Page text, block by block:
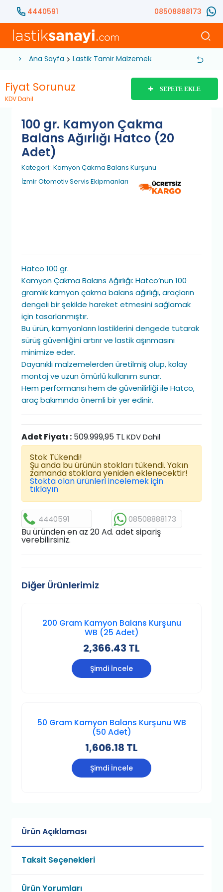
4440591 08508888173
Ana Sayfa Lastik Tamir Malzemeleri Balans Kurşunu
Fiyat Sorunuz
KDV Dahil
SEPETE EKLE
100 gr. Kamyon Çakma
Balans Ağırlığı Hatco (20
Adet)
Kategori: Kamyon Çakma Balans Kurşunu
İzmir Otomotiv Servis Ekipmanları
Hatco 100 gr.
Kamyon Çakma Balans Ağırlığı: Hatco’nun 100
gramlık kamyon çakma balans ağırlığı, araçların
dengeli bir şekilde hareket etmesini sağlamak
için tasarlanmıştır.
Bu ürün, kamyonların lastiklerini dengede tutarak
sürüş güvenliğini artırır ve lastik aşınmasını
minimize eder.
Dayanıklı malzemelerden üretilmiş olup, kolay
montaj ve uzun ömürlü kullanım sunar.
Hem performansı hem de güvenilirliği ile Hatco,
araç bakımında önemli bir yer edinir.
Adet Fiyatı : 509.999,95 TLKDV Dahil
Stok Tükendi!
Şu anda bu ürünün stokları tükendi. Yakın
zamanda stoklara yeniden eklenecektir!
Stokta olan ürünleri incelemek için
tıklayın
4440591 08508888173
Bu üründen en az 20 Ad. adet sipariş
verebilirsiniz.
Diğer Ürünlerimiz
200 Gram Kamyon Balans Kurşunu
WB (25 Adet)
2,366.43 TL
Şimdi İncele
50 Gram Kamyon Balans Kurşunu WB
(50 Adet)
1,606.18 TL
Şimdi İncele
Ürün Açıklaması
Taksit Seçenekleri
Ürün Yorumları